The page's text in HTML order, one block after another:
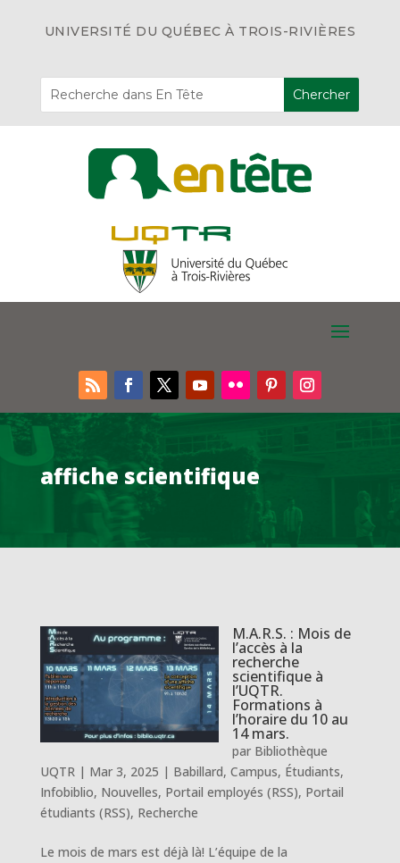
UNIVERSITÉ DU QUÉBEC À TROIS-RIVIÈRES
affiche scientifique
M.A.R.S. : Mois de
l’accès à la
recherche
scientifique à
l’UQTR.
Formations à
l’horaire du 10 au
14 mars.
par Bibliothèque
UQTR| Mar 3, 2025 | Babillard, Campus, Étudiants,
Infobiblio, Nouvelles, Portail employés (RSS), Portail
étudiants (RSS), Recherche
Le mois de mars est déjà là! L’équipe de la